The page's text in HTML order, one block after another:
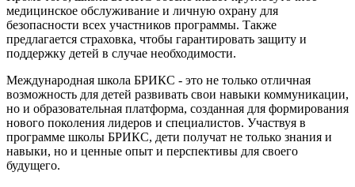
медицинское обслуживание и личную охрану для
безопасности всех участников программы. Также
предлагается страховка, чтобы гарантировать защиту и
поддержку детей в случае необходимости.
Международная школа БРИКС - это не только отличная
возможность для детей развивать свои навыки коммуникации,
но и образовательная платформа, созданная для формирования
нового поколения лидеров и специалистов. Участвуя в
программе школы БРИКС, дети получат не только знания и
навыки, но и ценные опыт и перспективы для своего
будущего.